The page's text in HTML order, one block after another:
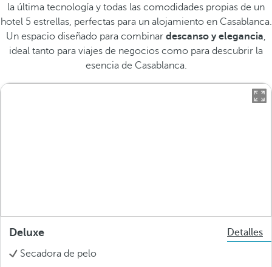
la última tecnología y todas las comodidades propias de un
hotel 5 estrellas, perfectas para un alojamiento en Casablanca.
Un espacio diseñado para combinar descanso y elegancia,
ideal tanto para viajes de negocios como para descubrir la
esencia de Casablanca.
Deluxe
Detalles
Secadora de pelo